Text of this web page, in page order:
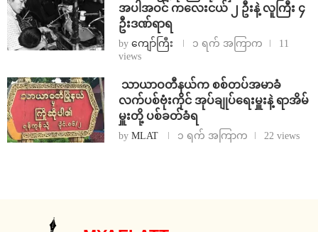
အပါအဝင် ကလေးငယ် ၂ ဦးနဲ့ လူကြီး ၄
ဦးဒဏ်ရာရ
by ကျော်ကြီး ၁ ရက် အကြာက
11
views
⁩ ⁨သာယာဝတီနယ်က စစ်တပ်အမာခံ
လက်ပစ်ဗုံးကိုင် အုပ်ချုပ်ရေးမှူးနဲ့ ရာအိမ်
မှူးတို့ ပစ်ခတ်ခံရ
by MLAT ၁ ရက် အကြာက 22 views